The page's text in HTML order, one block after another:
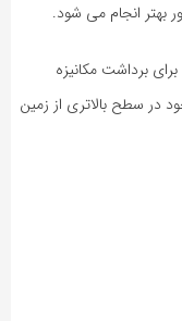
بهتر انجام می شود.
برداشت مکانیزه
در سطح بالاتری از زمین